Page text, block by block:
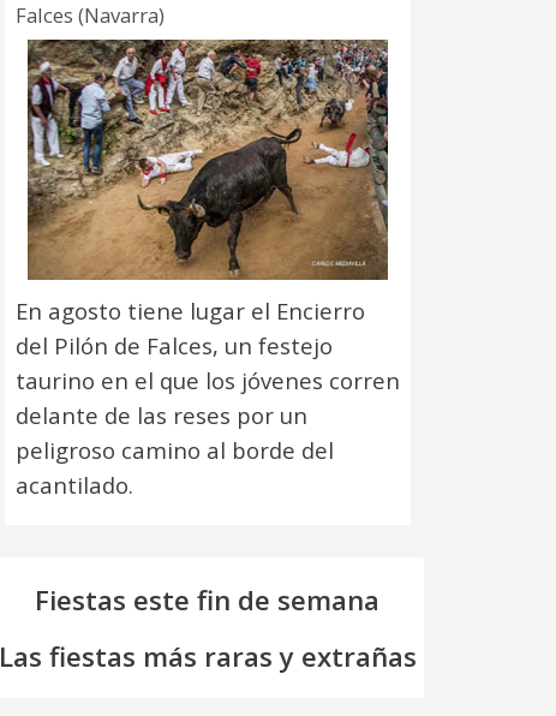
Falces (Navarra)
En agosto tiene lugar el Encierro
del Pilón de Falces, un festejo
taurino en el que los jóvenes corren
delante de las reses por un
peligroso camino al borde del
acantilado.
Fiestas este fin de semana
Las fiestas más raras y extrañas